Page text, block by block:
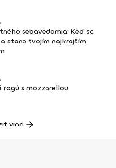
sebavedomia: Keď sa
stane tvojím najkrajším
ragú s mozzarellou
viac